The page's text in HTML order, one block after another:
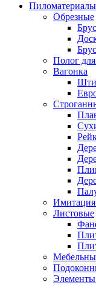
Пиломатериалы
Обрезные
Брус
Полог
Вагонка
Имитация
Листовые